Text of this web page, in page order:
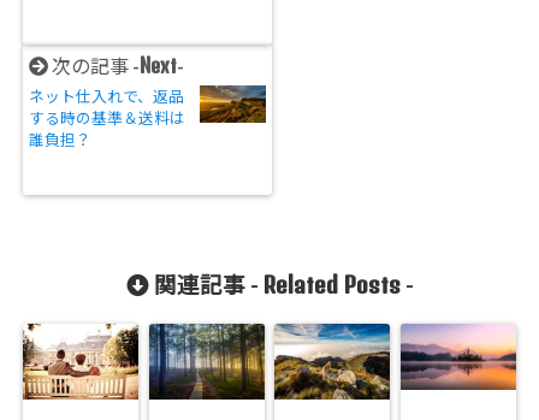
次の記事 -Next-
ネット仕入れで、返品
する時の基準＆送料は
誰負担？
関連記事 - Related Posts-